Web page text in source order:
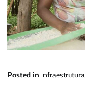
Posted in Infraestrutura